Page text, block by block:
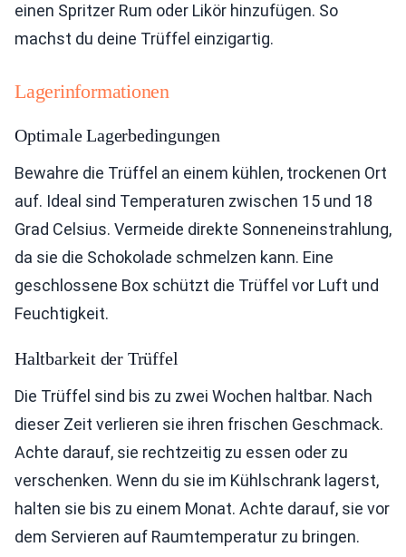
einen Spritzer Rum oder Likör hinzufügen. So
machst du deine Trüffel einzigartig.
Lagerinformationen
Optimale Lagerbedingungen
Bewahre die Trüffel an einem kühlen, trockenen Ort
auf. Ideal sind Temperaturen zwischen 15 und 18
Grad Celsius. Vermeide direkte Sonneneinstrahlung,
da sie die Schokolade schmelzen kann. Eine
geschlossene Box schützt die Trüffel vor Luft und
Feuchtigkeit.
Haltbarkeit der Trüffel
Die Trüffel sind bis zu zwei Wochen haltbar. Nach
dieser Zeit verlieren sie ihren frischen Geschmack.
Achte darauf, sie rechtzeitig zu essen oder zu
verschenken. Wenn du sie im Kühlschrank lagerst,
halten sie bis zu einem Monat. Achte darauf, sie vor
dem Servieren auf Raumtemperatur zu bringen.